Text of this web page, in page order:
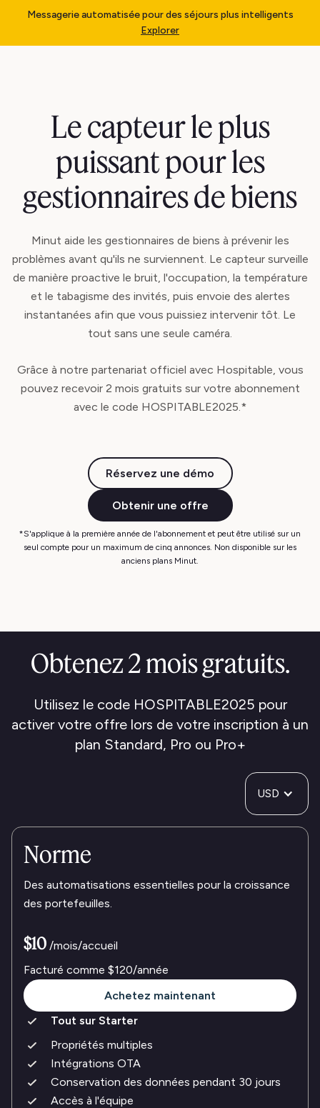
Messagerie automatisée pour des séjours plus intelligents
Explorer
Le capteur le plus
puissant pour les
gestionnaires de biens
Minut aide les gestionnaires de biens à prévenir les
problèmes avant qu'ils ne surviennent. Le capteur surveille
de manière proactive le bruit, l'occupation, la température
et le tabagisme des invités, puis envoie des alertes
instantanées afin que vous puissiez intervenir tôt. Le
tout sans une seule caméra.
Grâce à notre partenariat officiel avec Hospitable, vous
pouvez recevoir 2 mois gratuits sur votre abonnement
avec le code HOSPITABLE2025.*
Réservez une démo
Obtenir une offre
*S'applique à la première année de l'abonnement et peut être utilisé sur un
seul compte pour un maximum de cinq annonces. Non disponible sur les
anciens plans Minut.
Obtenez 2 mois gratuits.
Utilisez le code HOSPITABLE2025 pour
activer votre offre lors de votre inscription à un
plan Standard, Pro ou Pro+
USD
Norme
Des automatisations essentielles pour la croissance
des portefeuilles.
$10 /mois/accueil
Facturé comme $120/année
Achetez maintenant
Tout sur Starter
Propriétés multiples
Intégrations OTA
Conservation des données pendant 30 jours
Accès à l'équipe